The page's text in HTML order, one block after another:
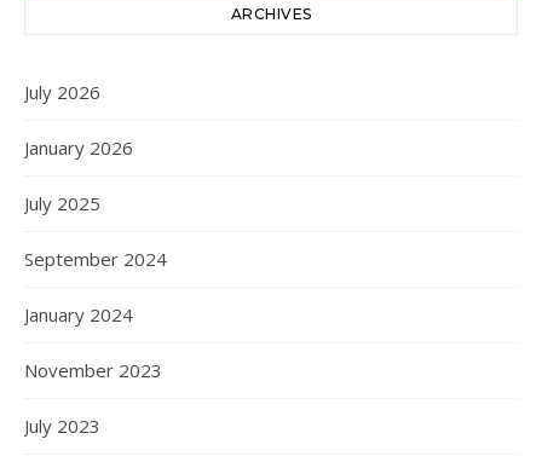
ARCHIVES
July 2026
January 2026
July 2025
September 2024
January 2024
November 2023
July 2023